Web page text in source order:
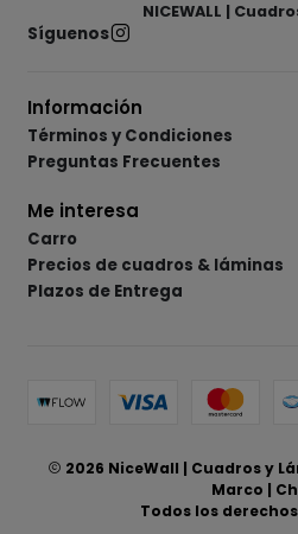
NICEWALL |
Síguenos
Información
Términos y Condiciones
Preguntas Frecuentes
Me interesa
Carro
Precios de cuadros & láminas
Plazos de Entrega
2026 NiceWall | Cuadros y
Marco |
Todos los